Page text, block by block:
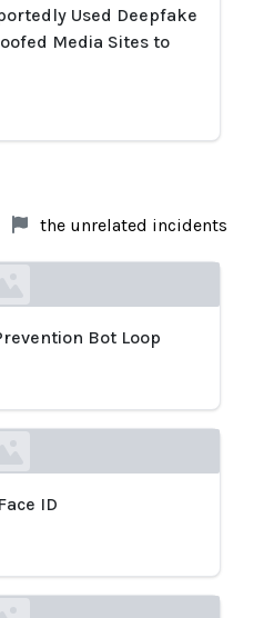
Used Deepfake
Media Sites to
the unrelated incidents
Bot Loop
ID